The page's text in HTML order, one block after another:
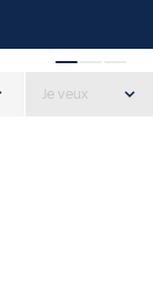
Je veux